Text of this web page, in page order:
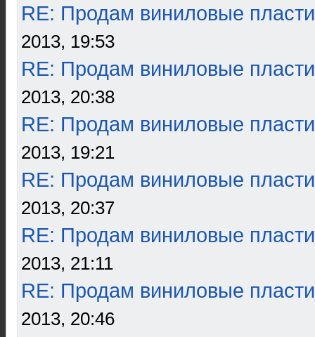
RE: Продам виниловые
2013, 19:53
RE: Продам виниловые
2013, 20:38
RE: Продам виниловые
2013, 19:21
RE: Продам виниловые
2013, 20:37
RE: Продам виниловые
2013, 21:11
RE: Продам виниловые
2013, 20:46